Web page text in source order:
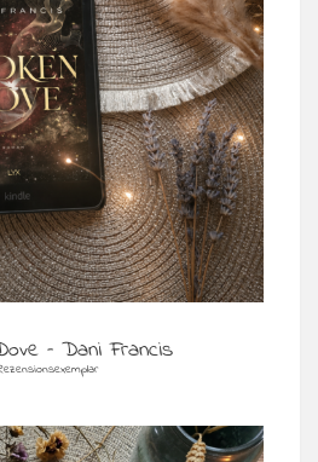
– Dani Francis